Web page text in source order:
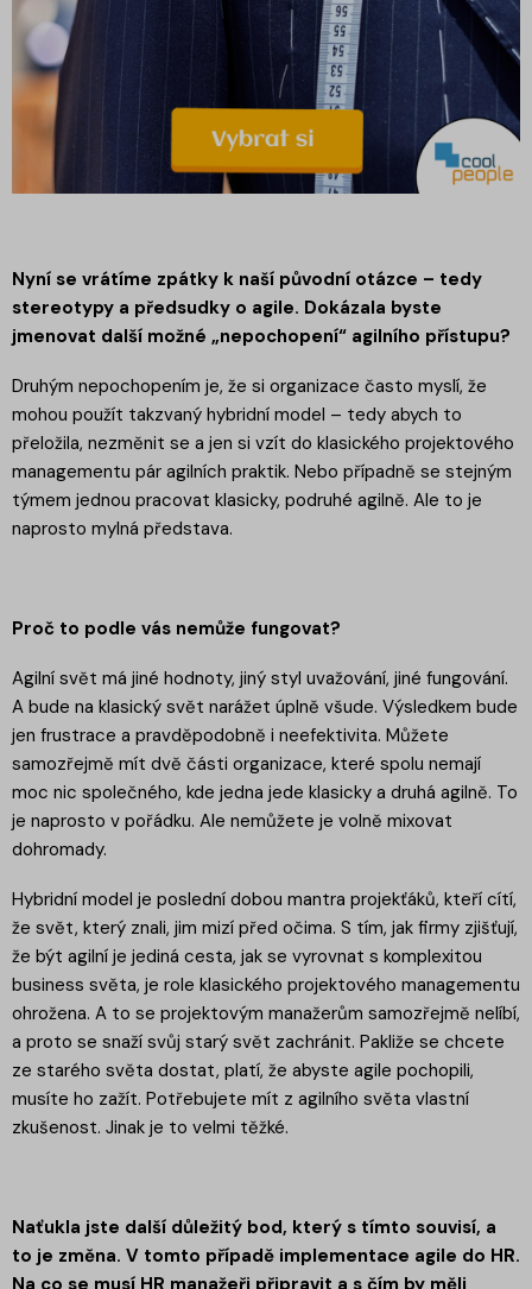
Nyní se vrátíme zpátky k naší původní otázce – tedy
stereotypy a předsudky o agile. Dokázala byste
jmenovat další možné „nepochopení“ agilního přístupu?
Druhým nepochopením je, že si organizace často myslí, že
mohou použít takzvaný hybridní model – tedy abych to
přeložila, nezměnit se a jen si vzít do klasického projektového
managementu pár agilních praktik. Nebo případně se stejným
týmem jednou pracovat klasicky, podruhé agilně. Ale to je
naprosto mylná představa.
Proč to podle vás nemůže fungovat?
Agilní svět má jiné hodnoty, jiný styl uvažování, jiné fungování.
A bude na klasický svět narážet úplně všude. Výsledkem bude
jen frustrace a pravděpodobně i neefektivita. Můžete
samozřejmě mít dvě části organizace, které spolu nemají
moc nic společného, kde jedna jede klasicky a druhá agilně. To
je naprosto v pořádku. Ale nemůžete je volně mixovat
dohromady.
Hybridní model je poslední dobou mantra projekťáků, kteří cítí,
že svět, který znali, jim mizí před očima. S tím, jak firmy zjišťují,
že být agilní je jediná cesta, jak se vyrovnat s komplexitou
business světa, je role klasického projektového managementu
ohrožena. A to se projektovým manažerům samozřejmě nelíbí,
a proto se snaží svůj starý svět zachránit. Pakliže se chcete
ze starého světa dostat, platí, že abyste agile pochopili,
musíte ho zažít. Potřebujete mít z agilního světa vlastní
zkušenost. Jinak je to velmi těžké.
Naťukla jste další důležitý bod, který s tímto souvisí, a
to je změna. V tomto případě implementace agile do HR.
Na co se musí HR manažeři připravit a s čím by měli